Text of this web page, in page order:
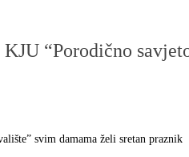
“Porodično
svim damama želi sretan praznik